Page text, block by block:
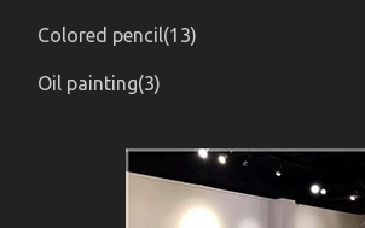
Colored pencil(13)
Oil painting(3)